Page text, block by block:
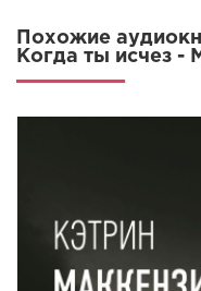
18
19
20
Похожие
Когда ты исчез -